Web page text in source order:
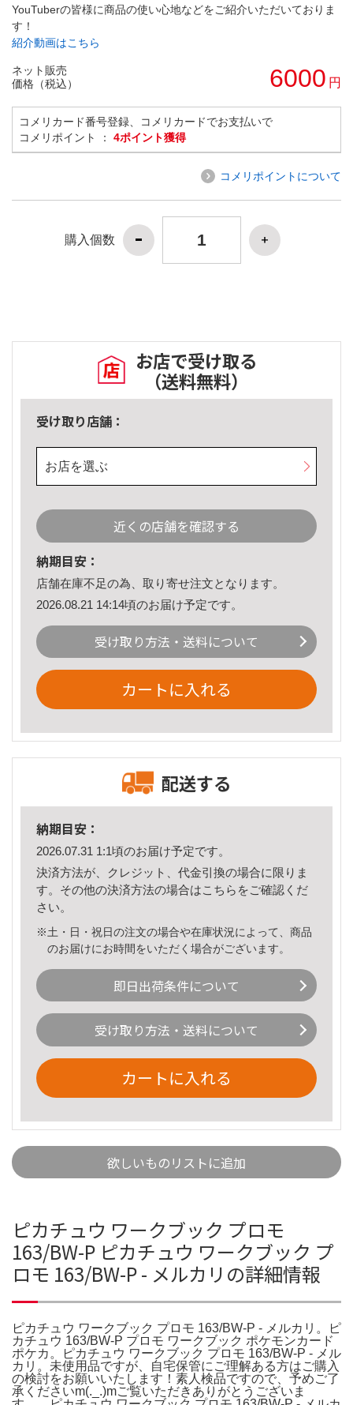
YouTuberの皆様に商品の使い心地などをご紹介いただいておりま
す！
紹介動画はこちら
ネット販売
価格（税込）
6000 円
コメリカード番号登録、コメリカードでお支払いで
コメリポイント ： 4ポイント獲得
コメリポイントについて
購入個数
お店で受け取る
（送料無料）
受け取り店舗：
お店を選ぶ
近くの店舗を確認する
納期目安：
店舗在庫不足の為、取り寄せ注文となります。
2026.08.21 14:14頃のお届け予定です。
受け取り方法・送料について
カートに入れる
配送する
納期目安：
2026.07.31 1:1頃のお届け予定です。
決済方法が、クレジット、代金引換の場合に限りま
す。その他の決済方法の場合はこちら をご確認くだ
さい。
※土・日・祝日の注文の場合や在庫状況によって、商品
のお届けにお時間をいただく場合がございます。
即日出荷条件について
受け取り方法・送料について
カートに入れる
欲しいものリストに追加
ピカチュウ ワークブック プロモ
163/BW-P ピカチュウ ワークブック プ
ロモ 163/BW-P - メルカリの詳細情報
ピカチュウ ワークブック プロモ 163/BW-P - メルカリ。ピ
カチュウ 163/BW-P プロモ ワークブック ポケモンカード
ポケカ。ピカチュウ ワークブック プロモ 163/BW-P - メル
カリ。未使用品ですが、自宅保管にご理解ある方はご購入
の検討をお願いいたします！素人検品ですので、予めご了
承くださいm(._.)mご覧いただきありがとうございま